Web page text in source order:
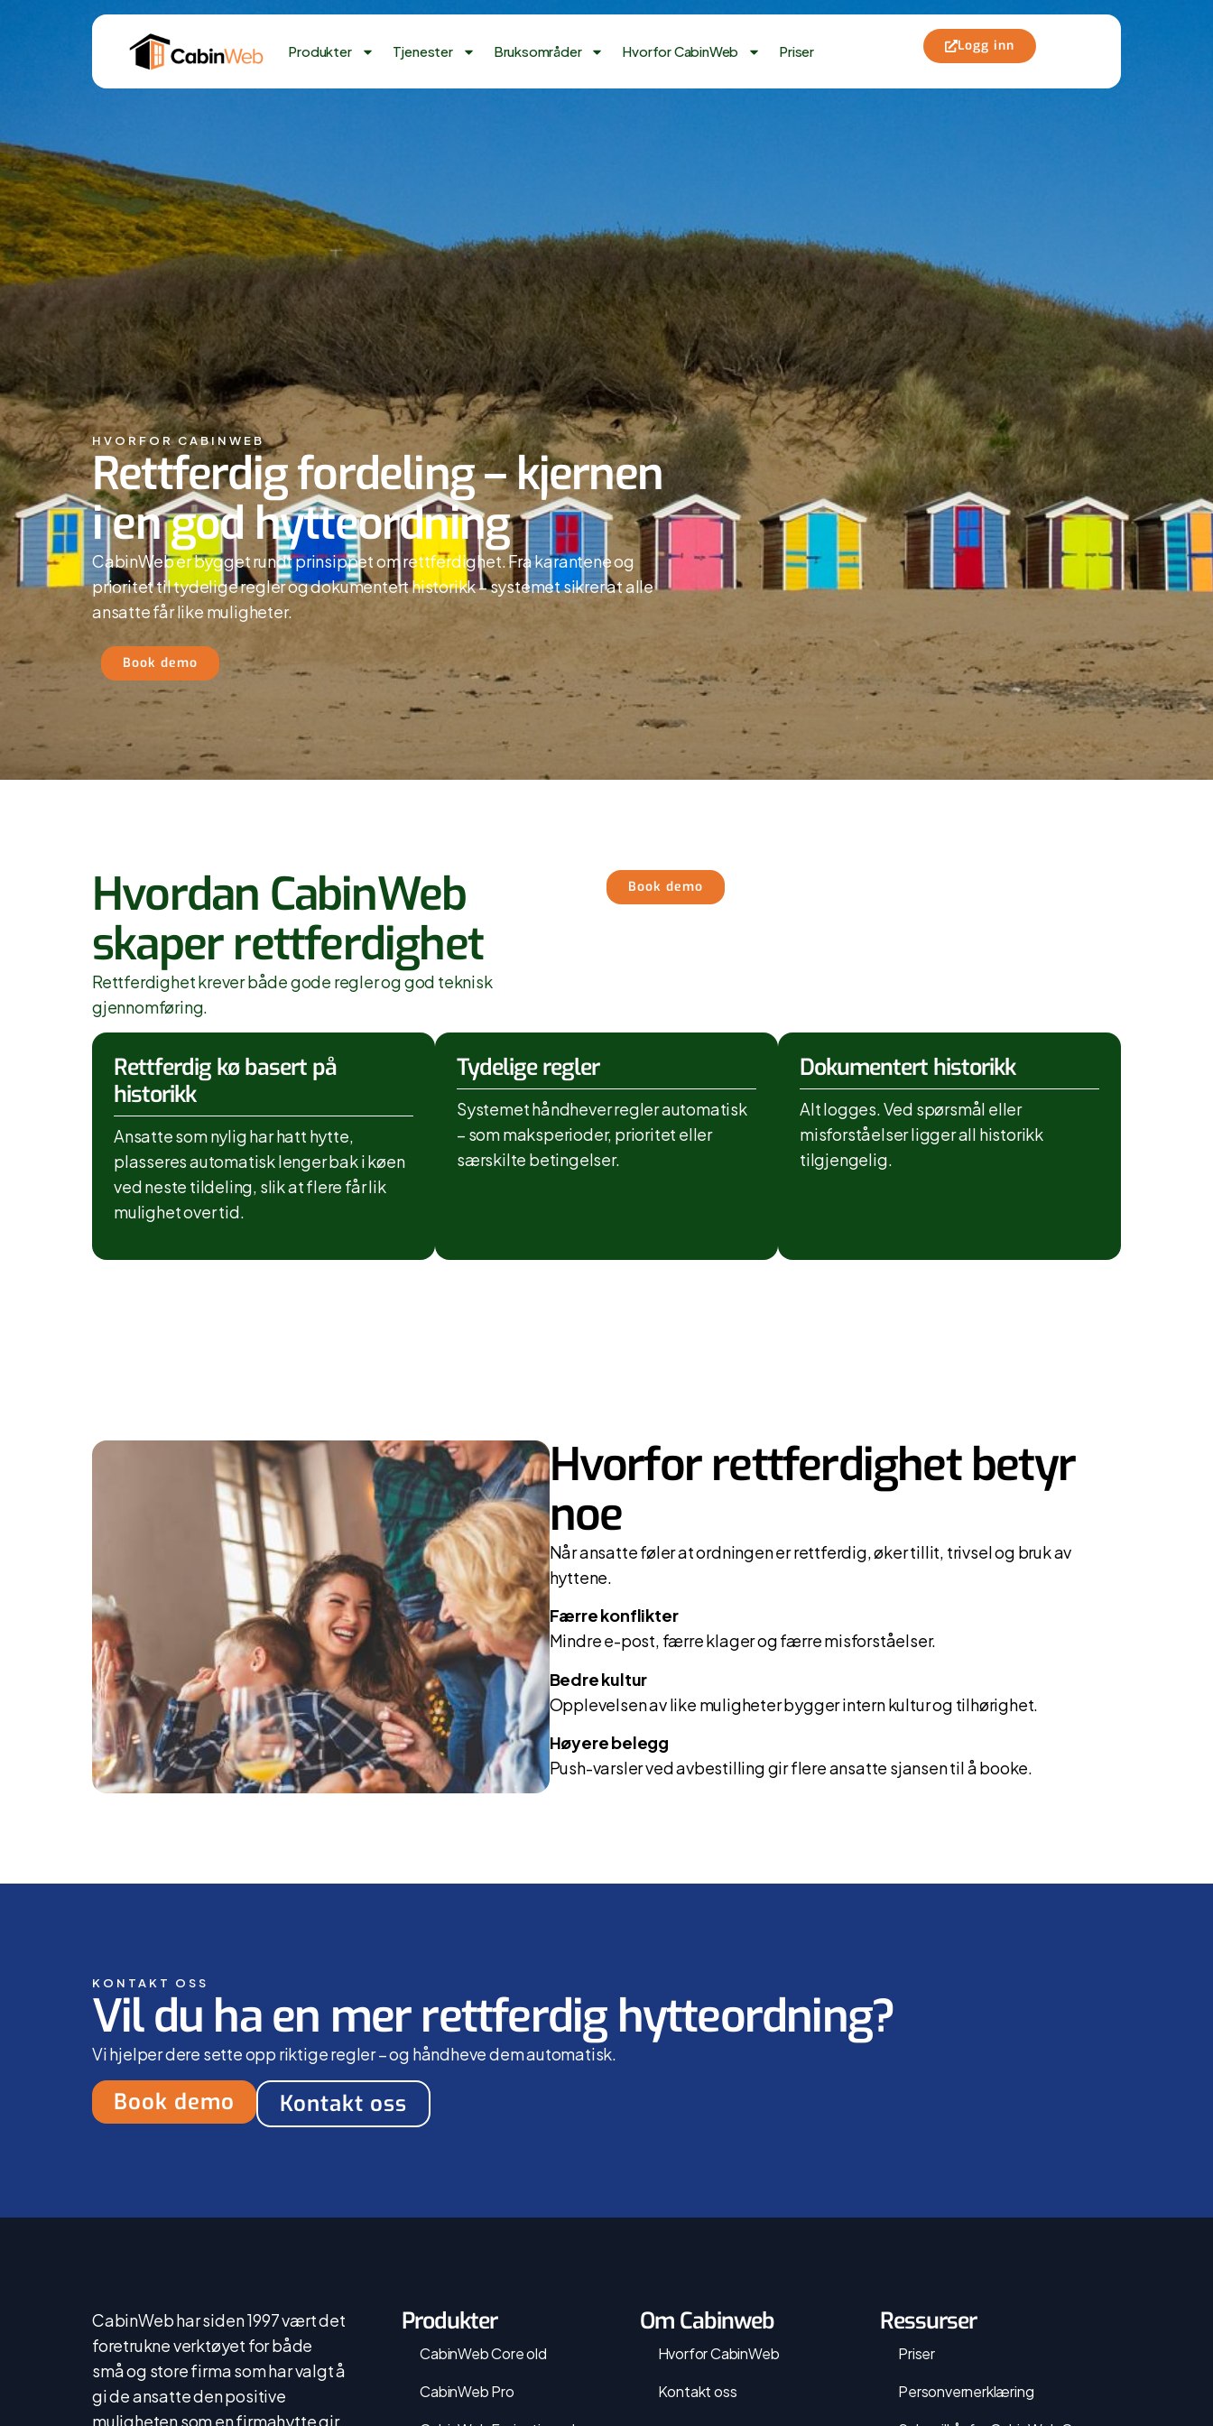
Produkter Tjenester Bruksområder Hvorfor CabinWeb Priser Logg inn
HVORFOR CABINWEB
Rettferdig fordeling – kjernen
i en god hytteordning
CabinWeb er bygget rundt prinsippet om rettferdighet. Fra karantene og
prioritet til tydelige regler og dokumentert historikk – systemet sikrer at alle
ansatte får like muligheter.
Book demo
Hvordan CabinWeb
skaper rettferdighet
Rettferdighet krever både gode regler og god teknisk
gjennomføring.
Book demo
Rettferdig kø basert på
historikk
Ansatte som nylig har hatt hytte,
plasseres automatisk lenger bak i køen
ved neste tildeling, slik at flere får lik
mulighet over tid.
Tydelige regler
Systemet håndhever regler automatisk
– som maksperioder, prioritet eller
særskilte betingelser.
Dokumentert historikk
Alt logges. Ved spørsmål eller
misforståelser ligger all historikk
tilgjengelig.
Hvorfor rettferdighet betyr
noe
Når ansatte føler at ordningen er rettferdig, øker tillit, trivsel og bruk av
hyttene.
Færre konflikter
Mindre e-post, færre klager og færre misforståelser.
Bedre kultur
Opplevelsen av like muligheter bygger intern kultur og tilhørighet.
Høyere belegg
Push-varsler ved avbestilling gir flere ansatte sjansen til å booke.
KONTAKT OSS
Vil du ha en mer rettferdig hytteordning?
Vi hjelper dere sette opp riktige regler – og håndheve dem automatisk.
Book demo Kontakt oss
CabinWeb har siden 1997 vært det
foretrukne verktøyet for både
små og store firma som har valgt å
gi de ansatte den positive
muligheten som en firmahytte gir.
Produkter
CabinWeb Core old
CabinWeb Pro
Om Cabinweb
Hvorfor CabinWeb
Kontakt oss
Ressurser
Priser
Personvernerklæring